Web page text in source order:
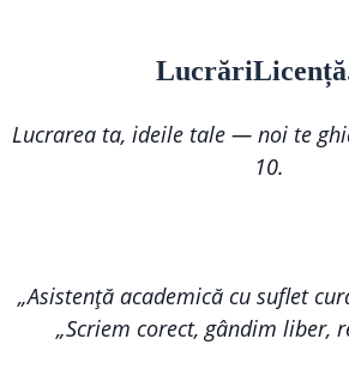
LucrăriLicență
Lucrarea ta, ideile tale — noi te
10.
„Asistență academică cu suflet
„Scriem corect, gândim liber,